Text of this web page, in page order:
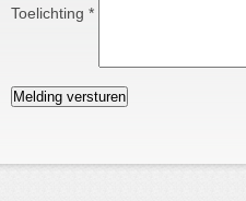
Toelichting *
Melding versturen